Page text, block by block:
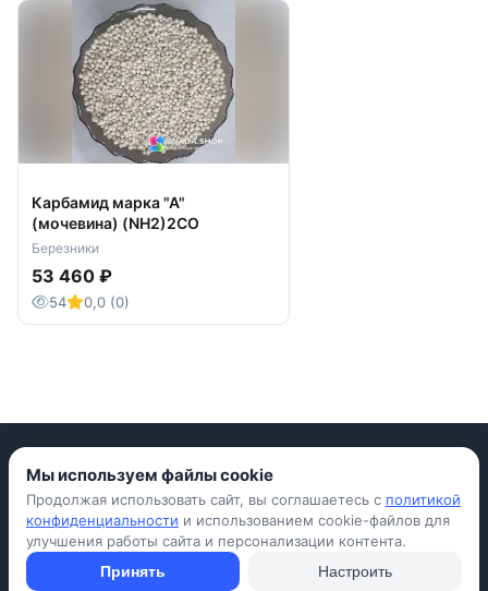
Карбамид марка "А"
(мочевина) (NH2)2CO
Березники
53 460 ₽
54 0,0 (0)
Приложение для iPhone
© Avada Shop, 2026
Конфиденциальность
Подать объявление бесплатно
ОбъявленияВопросы и ответы
Мы используем файлы cookie
Продолжая использовать сайт, вы соглашаетесь с политикой
конфиденциальности и использованием cookie-файлов для
улучшения работы сайта и персонализации контента.
Принять
Настроить